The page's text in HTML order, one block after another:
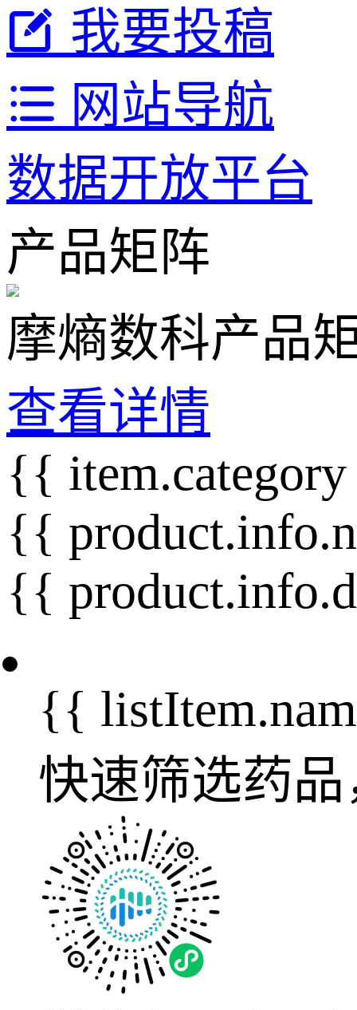
我要投稿
网站导航
数据开放平台
产品矩阵
摩熵数科产品
查看详情
{{
{{
{{
{{
快速筛选药